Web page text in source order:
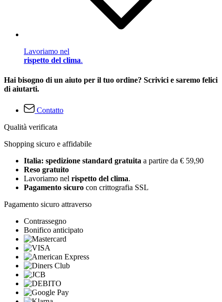
Lavoriamo nel
rispetto del clima.
Hai bisogno di un aiuto per il tuo ordine? Scrivici e saremo felici
di aiutarti.
Contatto
Qualità verificata
Shopping sicuro e affidabile
Italia: spedizione standard gratuita a partire da € 59,90
Reso gratuito
Lavoriamo nel rispetto del clima.
Pagamento sicuro con crittografia SSL
Pagamento sicuro attraverso
Contrassegno
Bonifico anticipato